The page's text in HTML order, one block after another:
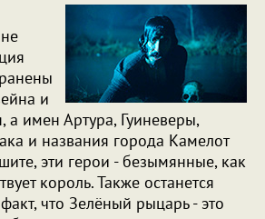
и
а имен Артура, Гуиневеры,
и названия города Камелот
эти герои - безымянные, как
король. Также останется
что Зелёный рыцарь - это